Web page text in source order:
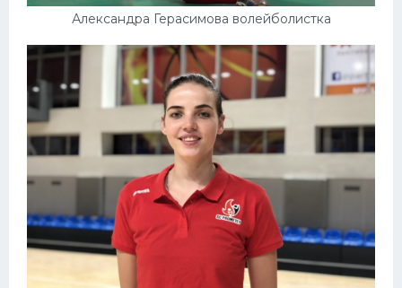
Александра Герасимова волейболистка